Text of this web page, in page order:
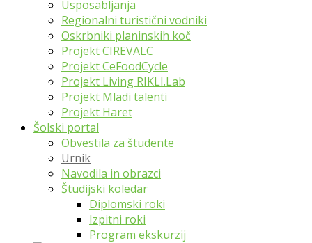
Usposabljanja
Regionalni turistični vodniki
Oskrbniki planinskih koč
Projekt CIREVALC
Projekt CeFoodCycle
Projekt Living RIKLI.Lab
Projekt Mladi talenti
Projekt Haret
Šolski portal
Obvestila za študente
Urnik
Navodila in obrazci
Študijski koledar
Diplomski roki
Izpitni roki
Program ekskurzij